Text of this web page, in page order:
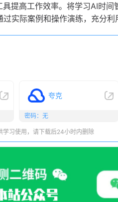
提高工作效率。将学习AI时
实际案例和操作演练，充分利
夸克
密码：无
学习使用，请下载后24小时内删除